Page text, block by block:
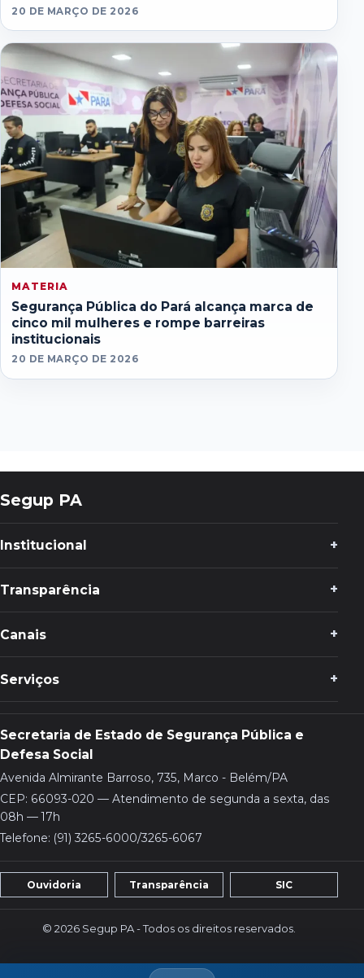
20 DE MARÇO DE 2026
MATERIA
Segurança Pública do Pará alcança marca de
cinco mil mulheres e rompe barreiras
institucionais
20 DE MARÇO DE 2026
Segup PA
Institucional
Transparência
Canais
Serviços
Secretaria de Estado de Segurança Pública e
Defesa Social
Avenida Almirante Barroso, 735, Marco - Belém/PA
CEP: 66093-020 — Atendimento de segunda a sexta, das
08h — 17h
Telefone: (91) 3265-6000/3265-6067
Ouvidoria Transparência SIC
© 2026 Segup PA - Todos os direitos reservados.